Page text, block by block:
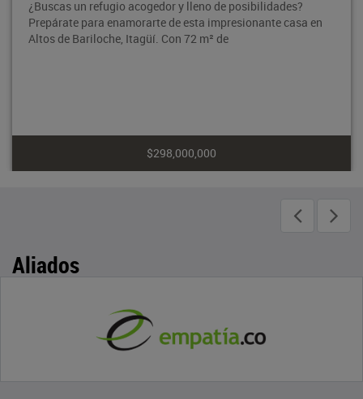
¿Buscas un refugio acogedor y lleno de posibilidades?
Prepárate para enamorarte de esta impresionante casa en
Altos de Bariloche, Itagüí. Con 72 m² de
$298,000,000
Aliados